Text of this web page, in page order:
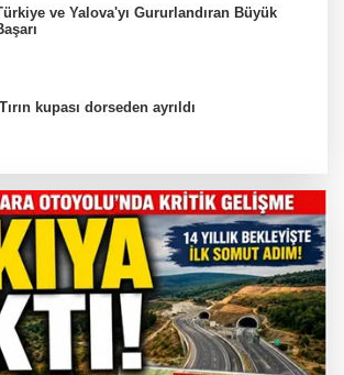
ve Yalova'yı Gururlandıran Büyük
Tırın kupası dorseden ayrıldı
Orhangazi Tüneli’nde feci kaza:
İHRACAT REKORU VAR, PEKİ EMEĞİN
NEREDE?
KÖPRÜSÜ'NDE PANİK!